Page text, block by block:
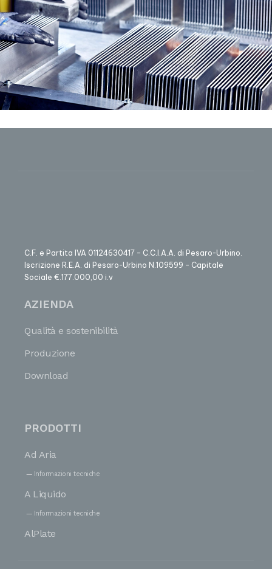
C.F. e Partita IVA 01124630417 – C.C.I.A.A. di Pesaro-Urbino.
Iscrizione R.E.A. di Pesaro-Urbino N.109599 – Capitale
Sociale €.177.000,00 i.v
AZIENDA
Qualità e sostenibilità
Produzione
Download
PRODOTTI
Ad Aria
Informazioni tecniche
A Liquido
Informazioni tecniche
AlPlate